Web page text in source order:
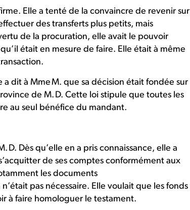
Elle a tenté de la convaincre de revenir sur
des transferts plus petits, mais
de la procuration, elle avait le pouvoir
était en mesure de faire. Elle était à même
a dit à Mme M. que sa décision était fondée sur
de M. D. Cette loi stipule que toutes les
au seul bénéfice du mandant.
D. Dès qu’elle en a pris connaissance, elle a
de ses comptes conformément aux
les documents
pas nécessaire. Elle voulait que les fonds
à faire homologuer le testament.